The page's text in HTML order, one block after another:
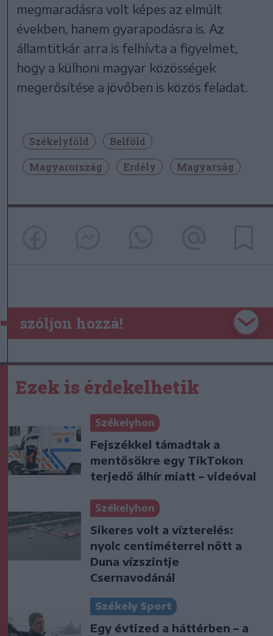
megmaradásra volt képes az elmúlt
években, hanem gyarapodásra is. Az
államtitkár arra is felhívta a figyelmet,
hogy a külhoni magyar közösségek
megerősítése a jövőben is közös feladat.
Székelyföld
Belföld
Magyarország
Erdély Magyarság
szóljon hozzá!
Ezek is érdekelhetik
Székelyhon
Fejszékkel támadtak a
mentősökre egy TikTokon
terjedő álhír miatt – videóval
Székelyhon
Sikeres volt a vízterelés:
nyolc centiméterrel nőtt a
Duna vízszintje
Csernavodánál
Székely Sport
Egy évtized a háttérben – a